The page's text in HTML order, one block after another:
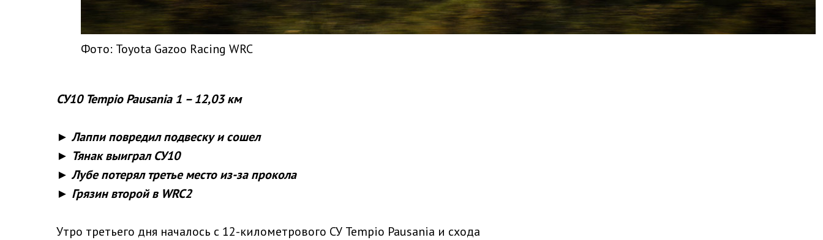
Фото: Toyota Gazoo Racing WRC
СУ10 Tempio Pausania 1 – 12,03 км
► Лаппи повредил подвеску и сошел
► Тянак выиграл СУ10
► Лубе потерял третье место из-за прокола
► Грязин второй в WRC2
Утро третьего дня началось с 12-километрового СУ Tempio Pausania и схода